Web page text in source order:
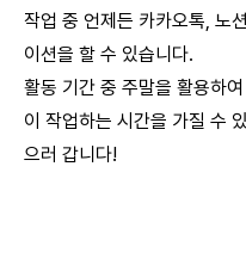
작업 중 언제든 카카오톡, 노
이션을 할 수 있습니다.
활동 기간 중 주말을 활용하
이 작업하는 시간을 가질 수
으러 갑니다!